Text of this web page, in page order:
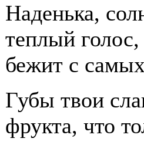
Наденька,
теплый
бежит с
Губы твои
фрукта, что